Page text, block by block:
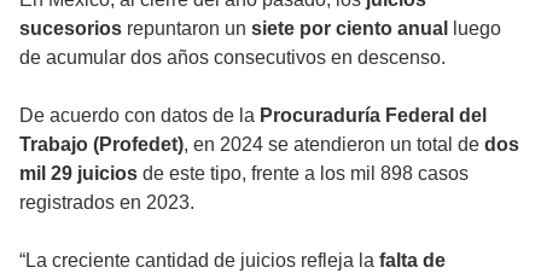
sucesorios repuntaron un siete por ciento anual
luego
de acumular dos años consecutivos en descenso.
De acuerdo con datos de la Procuraduría Federal del
Trabajo (Profedet), en 2024 se atendieron un total de dos
mil 29 juicios de este tipo, frente a los mil 898 casos
registrados en 2023.
“La creciente cantidad de juicios refleja la falta de